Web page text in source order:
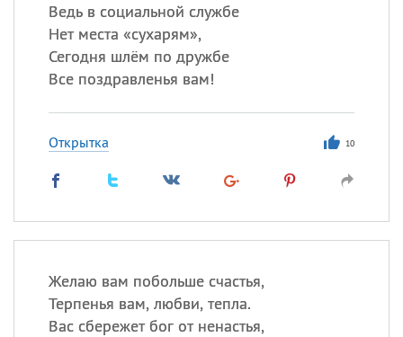
Ведь в социальной службе
Нет места «сухарям»,
Сегодня шлём по дружбе
Все поздравленья вам!
Открытка 10
Желаю вам побольше счастья,
Терпенья вам, любви, тепла.
Вас сбережет бог от ненастья,